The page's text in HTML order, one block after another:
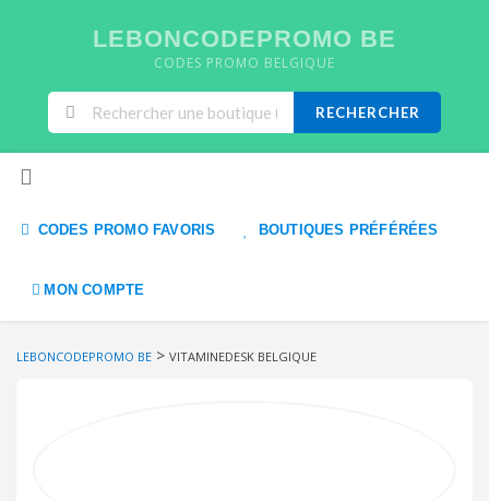
LEBONCODEPROMO BE
CODES PROMO BELGIQUE
RECHERCHER
CODES PROMO FAVORIS BOUTIQUES PRÉFÉRÉES
MON COMPTE
LEBONCODEPROMO BE > VITAMINEDESK BELGIQUE